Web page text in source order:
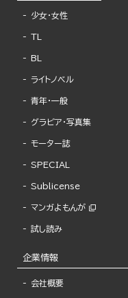
少女・女性
TL
BL
ライトノベル
青年・一般
グラビア・写真集
モーター誌
SPECIAL
Sublicense
マンガよもんが
試し読み
企業情報
会社概要